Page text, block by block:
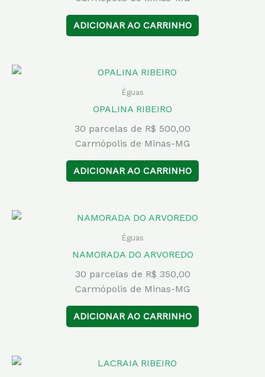
ADICIONAR AO CARRINHO
Éguas
OPALINA RIBEIRO
30 parcelas de R$ 500,00
Carmópolis de Minas-MG
ADICIONAR AO CARRINHO
Éguas
NAMORADA DO ARVOREDO
30 parcelas de R$ 350,00
Carmópolis de Minas-MG
ADICIONAR AO CARRINHO